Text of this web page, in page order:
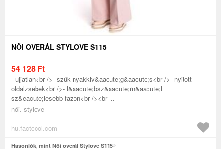
NŐI OVERÁL STYLOVE S115
54 128 Ft
- ujjatlan<br />- szűk nyakkiv&aacute;g&aacute;s<br />- nyitott
oldalzsebek<br />- l&aacute;bsz&aacute;rn&aacute;l
sz&eacute;lesebb fazon<br /><br ...
női, stylove
hu.factcool.com
Hasonlók, mint Női overál Stylove S115